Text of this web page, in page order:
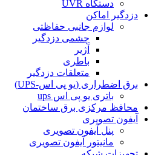
دستگاه UVR
دزدگیر اماکن
لوازم جانبی حفاظتی
چشمی دزدگیر
آژیر
باطری
متعلقات دزدگیر
برق اضطراری (یو پی اس-UPS)
باتری یو پی اس ups
محافظ مرکزی برق ساختمان
آیفون تصویری
پنل آیفون تصویری
مانیتور آیفون تصویری